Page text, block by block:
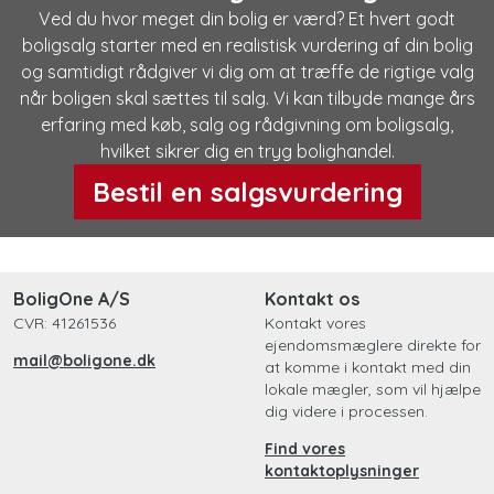
Ved du hvor meget din bolig er værd? Et hvert godt
boligsalg starter med en realistisk vurdering af din bolig
og samtidigt rådgiver vi dig om at træffe de rigtige valg
når boligen skal sættes til salg. Vi kan tilbyde mange års
erfaring med køb, salg og rådgivning om boligsalg,
hvilket sikrer dig en tryg bolighandel.
Bestil en salgsvurdering
BoligOne A/S
CVR: 41261536
mail@boligone.dk
Kontakt os
Kontakt vores
ejendomsmæglere direkte for
at komme i kontakt med din
lokale mægler, som vil hjælpe
dig videre i processen.
Find vores
kontaktoplysninger